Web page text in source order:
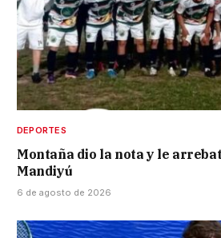
DEPORTES
Montaña dio la nota y le
Mandiyú
6 de agosto de 2026